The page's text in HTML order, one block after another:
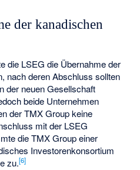
der kanadischen
die LSEG die Übernahme der
nach deren Abschluss sollten
der neuen Gesellschaft
beide Unternehmen
der TMX Group keine
mit der LSEG
die TMX Group einer
Investorenkonsortium
zu.[6]